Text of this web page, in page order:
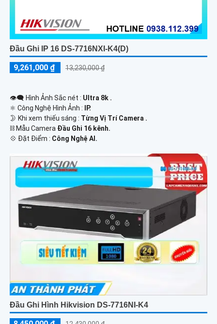
Đầu Ghi IP 16 DS-7716NXI-K4(D)
9,261,000 ₫ 13,230,000 ₫
👁️‍🗨 Hình Ảnh Sắc nét : Ultra 8k .
⚛️ Công Nghệ Hình Ảnh :
IP.
🌛 Khi xem thiếu sáng : Từng Vị Trí Camera .
⛓ Mẫu Camera Đầu Ghi 16 kênh.
️💠 Đặt Điểm : Công Nghệ AI.
Đầu Ghi Hình Hikvision DS-7716NI-K4